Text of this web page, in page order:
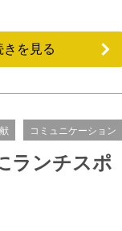
きを見る
コミュニケーション
ランチスポ